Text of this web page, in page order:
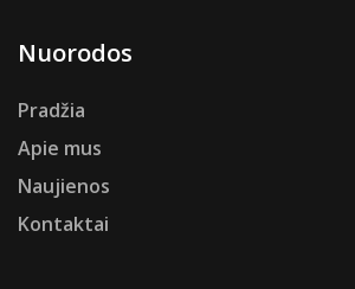
Nuorodos
Pradžia
Apie mus
Naujienos
Kontaktai